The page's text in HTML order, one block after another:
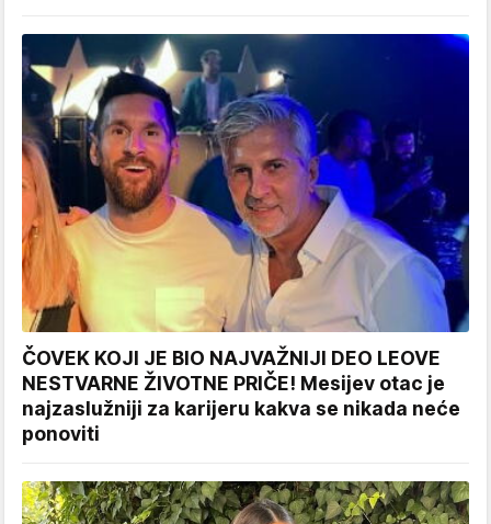
ČOVEK KOJI JE BIO NAJVAŽNIJI DEO LEOVE
NESTVARNE ŽIVOTNE PRIČE! Mesijev otac je
najzaslužniji za karijeru kakva se nikada neće
ponoviti